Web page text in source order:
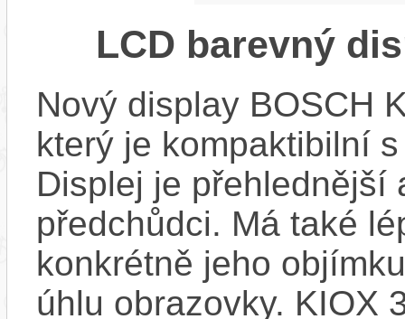
LCD barevný
Nový display BOSCH
který je kompaktibilní
Displej je přehlednější
předchůdci. Má také
konkrétně jeho
úhlu obrazovky. KIOX